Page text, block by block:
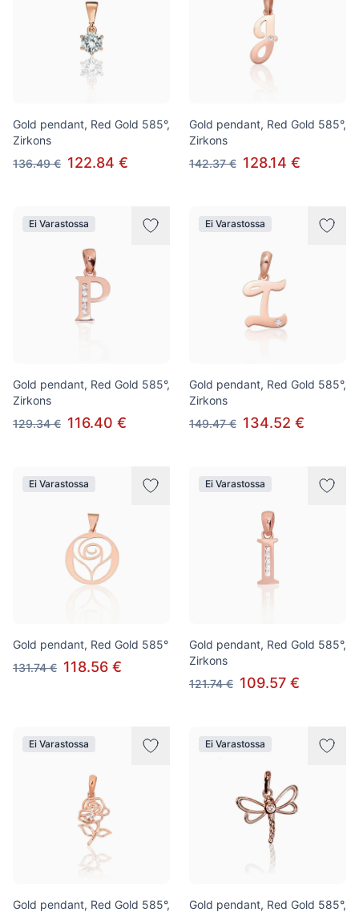
Gold pendant, Red Gold 585°,
Zirkons
136.49 € 122.84 €
Gold pendant, Red Gold 585°,
Zirkons
142.37 € 128.14 €
Ei Varastossa
Gold pendant, Red Gold 585°,
Zirkons
129.34 € 116.40 €
Ei Varastossa
Gold pendant, Red Gold 585°,
Zirkons
149.47 € 134.52 €
Ei Varastossa
Gold pendant, Red Gold 585°
131.74 € 118.56 €
Ei Varastossa
Gold pendant, Red Gold 585°,
Zirkons
121.74 € 109.57 €
Ei Varastossa
Gold pendant, Red Gold 585°,
Ei Varastossa
Gold pendant, Red Gold 585°,